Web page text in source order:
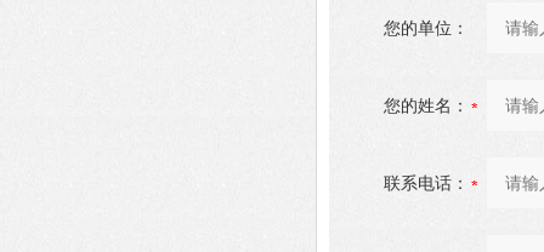
您的单位：
您的姓名：
联系电话：